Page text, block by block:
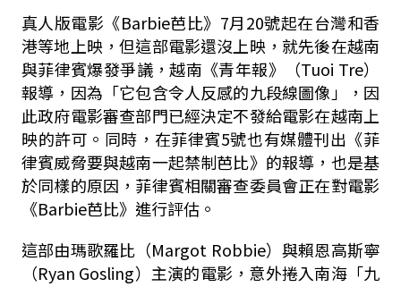
真人版電影《Barbie芭比》7月20號起在台灣和香
港等地上映，但這部電影還沒上映，就先後在越南
與菲律賓爆發爭議，越南《青年報》（Tuoi Tre）
報導，因為「它包含令人反感的九段線圖像」，因
此政府電影審查部門已經決定不發給電影在越南上
映的許可。同時，在菲律賓5號也有媒體刊出《菲
律賓威脅要與越南一起禁制芭比》的報導，也是基
於同樣的原因，菲律賓相關審查委員會正在對電影
《Barbie芭比》進行評估。
這部由瑪歌羅比（Margot Robbie）與賴恩高斯寧
（Ryan Gosling）主演的電影，意外捲入南海「九